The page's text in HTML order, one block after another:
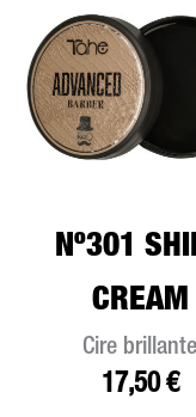
Nº301
CREAM
Cire brillante
17,50€